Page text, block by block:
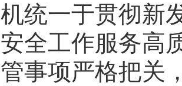
机统一于贯彻新
安全工作服务高
管事项严格把关